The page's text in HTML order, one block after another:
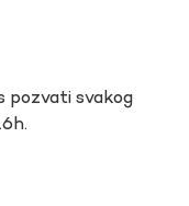
pozvati svakog